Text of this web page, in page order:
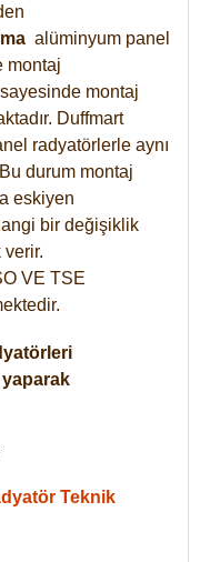
alüminyum panel
montaj
montaj
Duffmart
radyatörlerle aynı
durum montaj
eskiyen
bir değişiklik
VE TSE
Teknik